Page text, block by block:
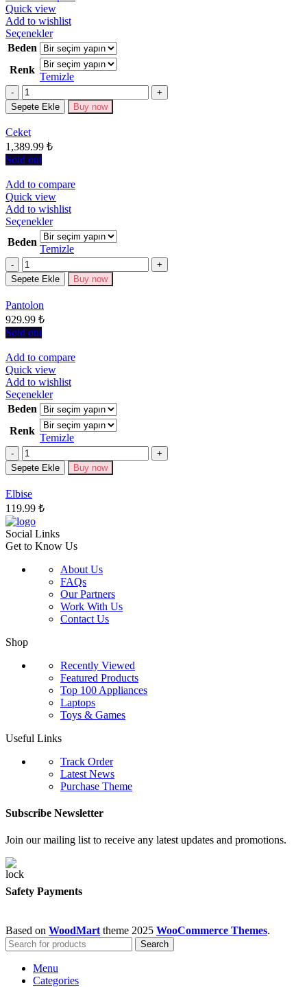
Quick view
Add to wishlist
SeçeneklerBu
ürünün
birden
fazla
varyasyonu
Seçenekler
seçilebilir
Beden
Renk
Temizle
Miktar
Sepete Ekle Buy now
Ceket
1,389.99 ₺
Sold out
Add to compare
Quick view
Add to wishlist
SeçeneklerBu
ürünün
birden
fazla
varyasyonu
var.
Beden
Temizle
Miktar
Sepete Ekle Buy now
Pantolon
929.99 ₺
Sold out
Add to compare
Quick view
Add to wishlist
SeçeneklerBu
ürünün
birden
fazla
varyasyonu
Seçenekler
Beden
Renk
Temizle
Miktar
Sepete Ekle Buy now
Elbise
119.99 ₺
Social Links
Get to Know Us
About Us
FAQs
Our Partners
Work With Us
Contact Us
Shop
Recently Viewed
Featured Products
Top 100 Appliances
Laptops
Toys & Games
Useful Links
Track Order
Latest News
Purchase Theme
Subscribe Newsletter
Join our mailing list to receive any latest updates and promotions.
Safety Payments
Based on WoodMart theme 2025 WooCommerce Themes.
Search
Menu
Categories